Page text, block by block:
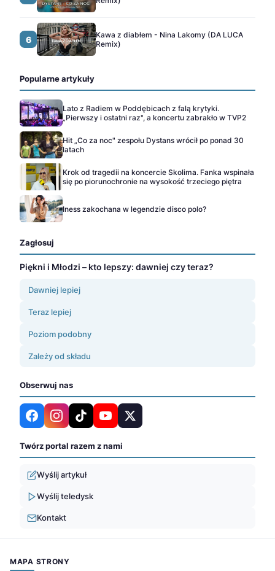
6
Kawa z diabłem - Nina Lakomy (DA LUCA
Remix)
Popularne artykuły
Lato z Radiem w Poddębicach z falą krytyki.
„Pierwszy i ostatni raz", a koncertu zabrakło w TVP2
Hit „Co za noc" zespołu Dystans wrócił po ponad 30
latach
Krok od tragedii na koncercie Skolima. Fanka wspinała
się po piorunochronie na wysokość trzeciego piętra
Iness zakochana w legendzie disco polo?
Zagłosuj
Piękni i Młodzi – kto lepszy: dawniej czy teraz?
Dawniej lepiej
Teraz lepiej
Poziom podobny
Zależy od składu
Obserwuj nas
Twórz portal razem z nami
Wyślij artykuł
Wyślij teledysk
Kontakt
MAPA STRONY